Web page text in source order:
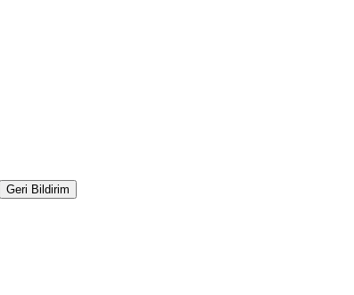
Geri Bildirim